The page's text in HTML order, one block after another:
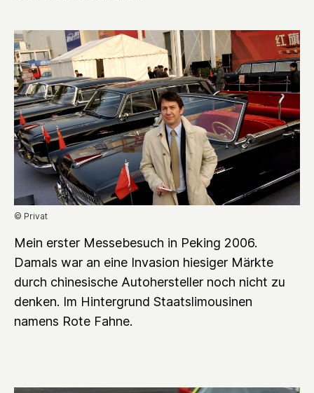
© Privat
Mein erster Messebesuch in Peking 2006.
Damals war an eine Invasion hiesiger Märkte
durch chinesische Autohersteller noch nicht zu
denken. Im Hintergrund Staatslimousinen
namens Rote Fahne.